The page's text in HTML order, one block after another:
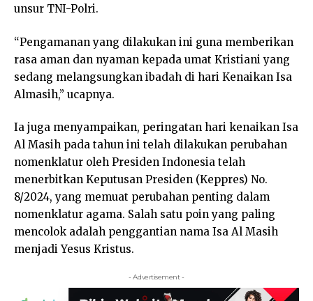
unsur TNI-Polri.
“Pengamanan yang dilakukan ini guna memberikan
rasa aman dan nyaman kepada umat Kristiani yang
sedang melangsungkan ibadah di hari Kenaikan Isa
Almasih,” ucapnya.
Ia juga menyampaikan, peringatan hari kenaikan Isa
Al Masih pada tahun ini telah dilakukan perubahan
nomenklatur oleh Presiden Indonesia telah
menerbitkan Keputusan Presiden (Keppres) No.
8/2024, yang memuat perubahan penting dalam
nomenklatur agama. Salah satu poin yang paling
mencolok adalah penggantian nama Isa Al Masih
menjadi Yesus Kristus.
- Advertisement -